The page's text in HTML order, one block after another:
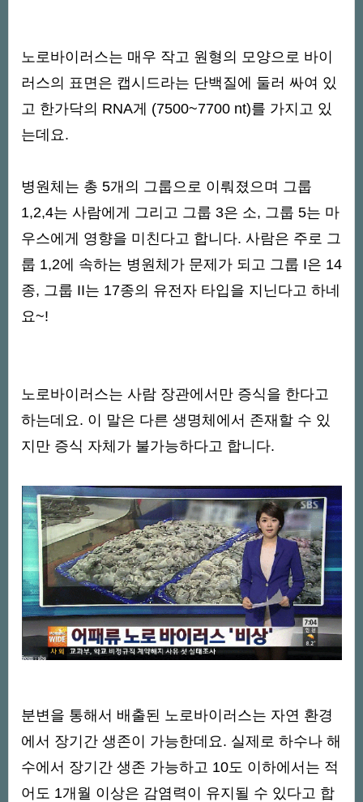
노로바이러스는 매우 작고 원형의 모양으로 바이
러스의 표면은 캡시드라는 단백질에 둘러 싸여 있
고 한가닥의 RNA게 (7500~7700 nt)를 가지고 있
는데요.
병원체는 총 5개의 그룹으로 이뤄졌으며 그룹
1,2,4는 사람에게 그리고 그룹 3은 소, 그룹 5는 마
우스에게 영향을 미친다고 합니다. 사람은 주로 그
룹 1,2에 속하는 병원체가 문제가 되고 그룹 I은 14
종, 그룹 II는 17종의 유전자 타입을 지닌다고 하네
요~!
노로바이러스는 사람 장관에서만 증식을 한다고
하는데요. 이 말은 다른 생명체에서 존재할 수 있
지만 증식 자체가 불가능하다고 합니다.
분변을 통해서 배출된 노로바이러스는 자연 환경
에서 장기간 생존이 가능한데요. 실제로 하수나 해
수에서 장기간 생존 가능하고 10도 이하에서는 적
어도 1개월 이상은 감염력이 유지될 수 있다고 합